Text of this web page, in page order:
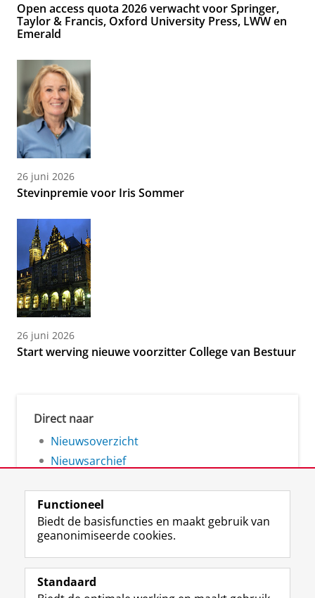
Open access quota 2026 verwacht voor Springer,
Taylor & Francis, Oxford University Press, LWW en
Emerald
26 juni 2026
Stevinpremie voor Iris Sommer
26 juni 2026
Start werving nieuwe voorzitter College van Bestuur
Direct naar
Nieuwsoverzicht
Nieuwsarchief
Volg de RUG
F
a
L
i
R
S
I
n
Y
o
Functioneel
Biedt de basisfuncties en maakt gebruik van
geanonimiseerde cookies.
Standaard